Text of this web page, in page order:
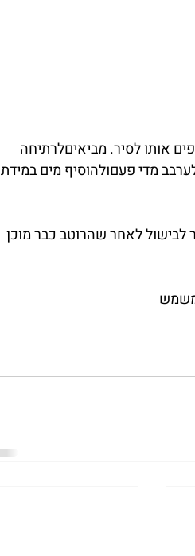
אותו לסיר. מביאיםלרתיחה
מדי פעםולהוסיף מים במידת
לבישול לאחר שהרוטב כבר מוכן
משמש